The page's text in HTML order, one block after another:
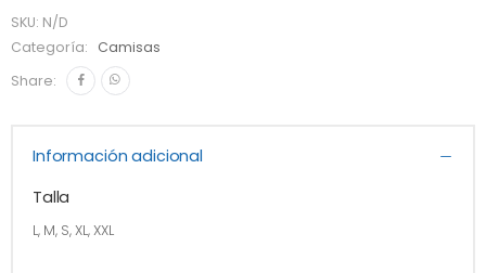
SKU: N/D
Categoría:
Camisas
Share:
Información adicional
Talla
L, M, S, XL, XXL